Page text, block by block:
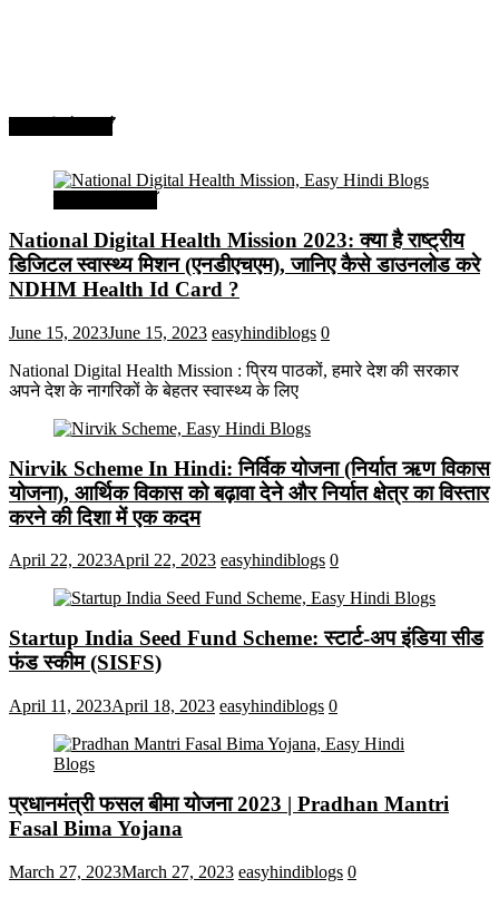
National Digital Health Mission 2023: क्या है राष्ट्रीय
डिजिटल स्वास्थ्य मिशन (एनडीएचएम), जानिए कैसे डाउनलोड करे
NDHM Health Id Card ?
June 15, 2023June 15, 2023 easyhindiblogs 0
National Digital Health Mission : प्रिय पाठकों, हमारे देश की सरकार
अपने देश के नागरिकों के बेहतर स्वास्थ्य के लिए
Nirvik Scheme In Hindi: निर्विक योजना (निर्यात ऋण विकास
योजना), आर्थिक विकास को बढ़ावा देने और निर्यात क्षेत्र का विस्तार
करने की दिशा में एक कदम
April 22, 2023April 22, 2023 easyhindiblogs 0
Startup India Seed Fund Scheme: स्टार्ट-अप इंडिया सीड
फंड स्कीम (SISFS)
April 11, 2023April 18, 2023 easyhindiblogs 0
प्रधानमंत्री फसल बीमा योजना 2023 | Pradhan Mantri
Fasal Bima Yojana
March 27, 2023March 27, 2023 easyhindiblogs 0